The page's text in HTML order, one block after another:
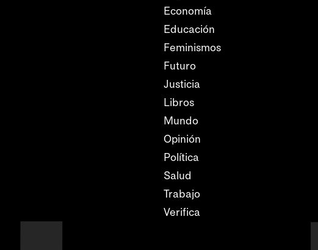
Economía
Educación
Feminismos
Futuro
Justicia
Libros
Mundo
Opinión
Política
Salud
Trabajo
Verifica